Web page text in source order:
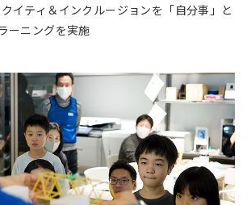
イティ＆インクルージョンを「自分事」と
ーニングを実施